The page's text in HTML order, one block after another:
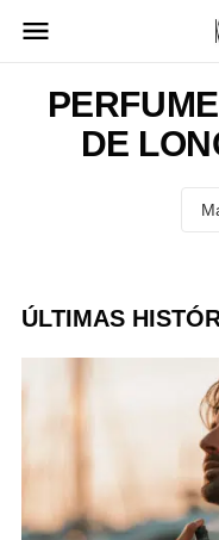
para
conteúdo
DE
ÚLTIMAS